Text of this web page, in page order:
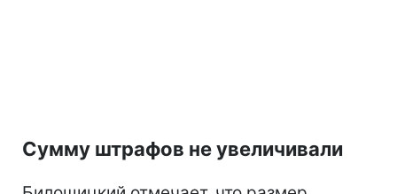
Сумму штрафов не увеличивали